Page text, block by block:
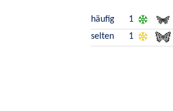
häufig
1
selten
1